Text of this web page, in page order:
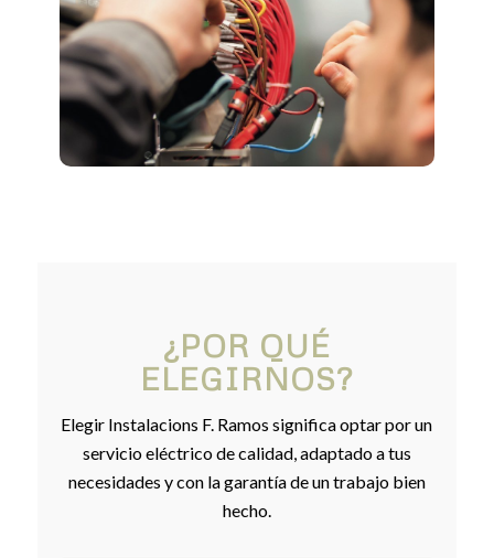
¿POR QUÉ
ELEGIRNOS?
Elegir Instalacions F. Ramos significa optar por un
servicio eléctrico de calidad, adaptado a tus
necesidades y con la garantía de un trabajo bien
hecho.